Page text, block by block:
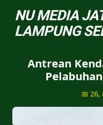
Antrean
📅 26,